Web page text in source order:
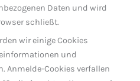
Daten und wird
schließt.
wir einige Cookies
und
Anmelde-Cookies verfallen